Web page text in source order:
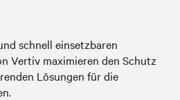
schnell einsetzbaren
Vertiv maximieren den Schutz
Lösungen für die